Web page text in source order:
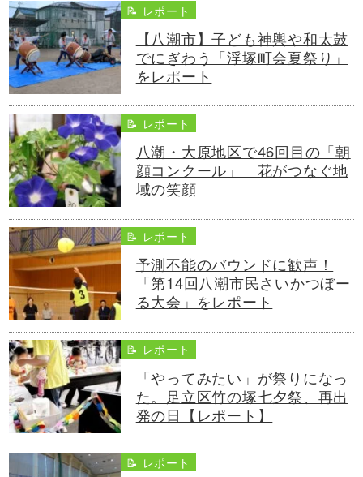
📝 レポート
【八潮市】子ども神輿や和太鼓
でにぎわう「浮塚町会夏祭り」
をレポート
📝 レポート
八潮・大原地区で46回目の「朝
顔コンクール」 花がつなぐ地
域の笑顔
📝 レポート
予測不能のバウンドに歓声！
「第14回八潮市民さいかつぼー
る大会」をレポート
📝 レポート
「やってみたい」が祭りになっ
た。足立区竹の塚七夕祭、再出
発の日【レポート】
📝 レポート